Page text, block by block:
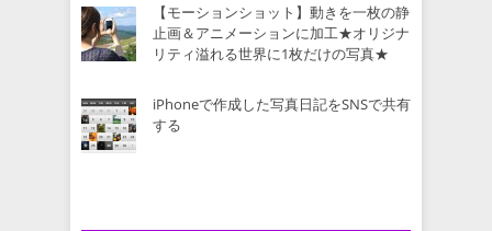
【モーションショット】動きを一枚の静
止画＆アニメーションに加工★オリジナ
リティ溢れる世界に1枚だけの写真★
iPhoneで作成した写真日記をSNSで共有
する